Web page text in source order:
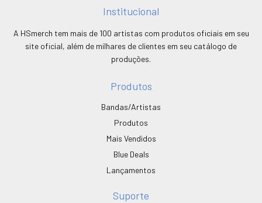
Institucional
A HSmerch tem mais de 100 artistas com produtos oficiais em seu
site oficial, além de milhares de clientes em seu catálogo de
produções.
Produtos
Bandas/Artistas
Produtos
Mais Vendidos
Blue Deals
Lançamentos
Suporte